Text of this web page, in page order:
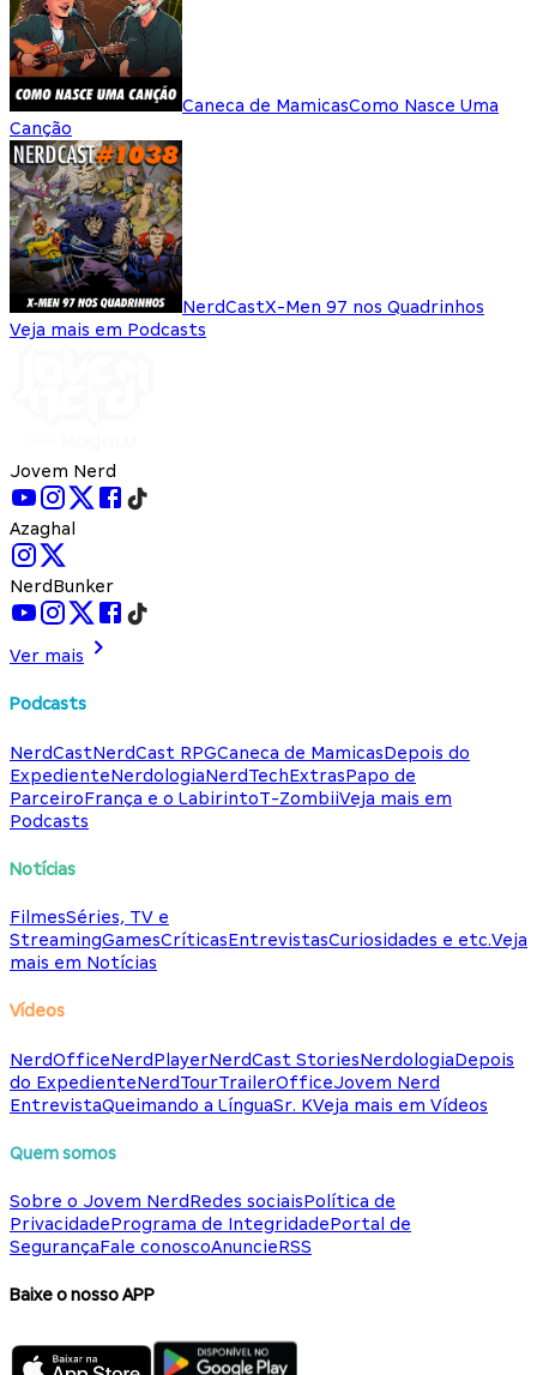
Caneca de MamicasComo Nasce Uma
Canção
NerdCastX-Men 97 nos Quadrinhos
Veja mais em Podcasts
Jovem Nerd
Azaghal
NerdBunker
Ver mais
Podcasts
NerdCastNerdCast RPGCaneca de MamicasDepois do
ExpedienteNerdologiaNerdTechExtrasPapo de
ParceiroFrança e o LabirintoT-ZombiiVeja mais em
Podcasts
Notícias
FilmesSéries, TV e
StreamingGamesCríticasEntrevistasCuriosidades e etc.Veja
mais em Notícias
Vídeos
NerdOfficeNerdPlayerNerdCast StoriesNerdologiaDepois
do ExpedienteNerdTourTrailerOfficeJovem Nerd
EntrevistaQueimando a LínguaSr. KVeja mais em Vídeos
Quem somos
Sobre o Jovem NerdRedes sociaisPolítica de
PrivacidadePrograma de IntegridadePortal de
SegurançaFale conoscoAnuncieRSS
Baixe o nosso APP